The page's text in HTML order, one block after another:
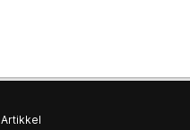
Artikkel